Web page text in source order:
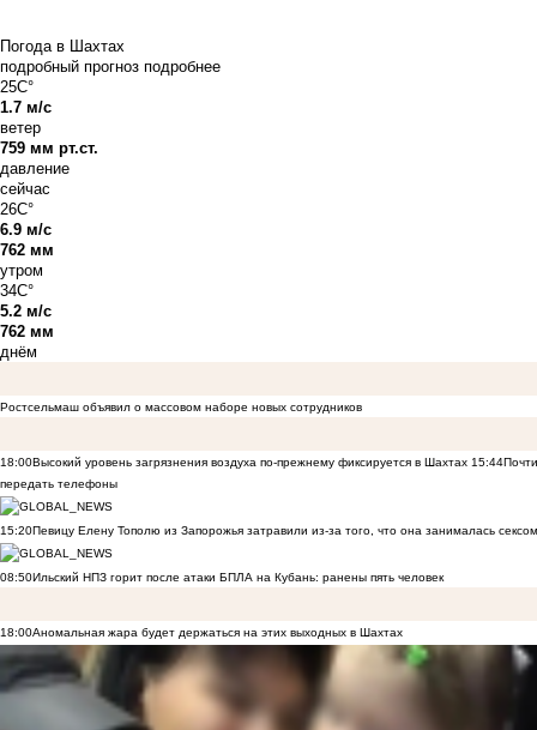
Погода в Шахтах
подробный прогноз подробнее
25C°
1.7 м/с
ветер
759 мм рт.ст.
давление
сейчас
26C°
6.9 м/с
762 мм
утром
34C°
5.2 м/с
762 мм
днём
Ростсельмаш объявил о массовом наборе новых сотрудников
18:00Высокий уровень загрязнения воздуха по-прежнему фиксируется в Шахтах 15:44
передать телефоны
15:20Певицу Елену Тополю из Запорожья затравили из-за того, что она занималась
08:50Ильский НПЗ горит после атаки БПЛА на Кубань: ранены пять человек
18:00Аномальная жара будет держаться на этих выходных в Шахтах